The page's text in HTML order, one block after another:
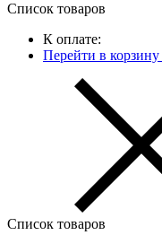
Список товаров
К оплате:
Перейти в корзину
Список товаров